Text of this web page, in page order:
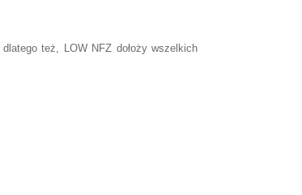
, dlatego też, LOW NFZ dołoży wszelkich